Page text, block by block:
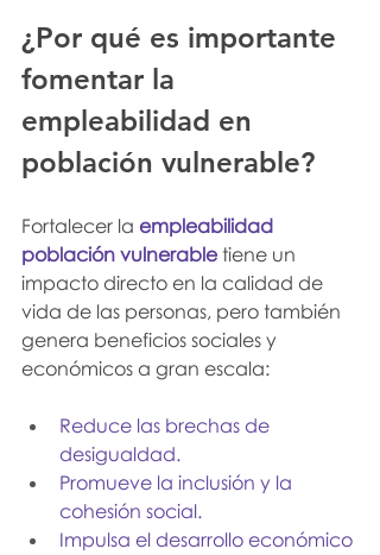
¿Por qué es importante
fomentar la
empleabilidad en
población vulnerable?
Fortalecer la empleabilidad
población vulnerable tiene un
impacto directo en la calidad de
vida de las personas, pero también
genera beneficios sociales y
económicos a gran escala:
Reduce las brechas de
desigualdad.
Promueve la inclusión y la
cohesión social.
Impulsa el desarrollo económico